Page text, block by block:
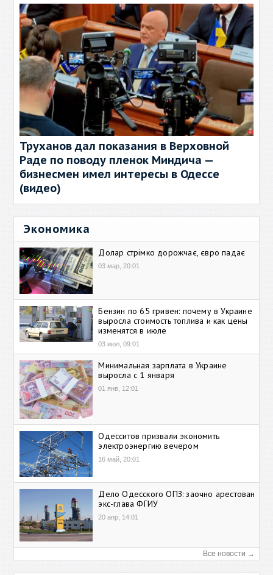
Труханов дал показания в Верховной
Раде по поводу пленок Миндича —
бизнесмен имел интересы в Одессе
(видео)
Экономика
Долар стрімко дорожчає, євро падає
03 мар, 20:01
Бензин по 65 гривен: почему в Украине
выросла стоимость топлива и как цены
изменятся в июле
03 июл, 09:01
Минимальная зарплата в Украине
выросла с 1 января
01 янв, 12:01
Одесситов призвали экономить
электроэнергию вечером
16 май, 20:01
Дело Одесского ОПЗ: заочно арестован
экс-глава ФГИУ
20 апр, 14:01
Все новости →